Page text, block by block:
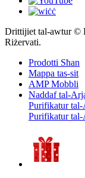
Drittijiet tal-awtur ©
Riżervati.
Prodotti Sħan
Mappa tas-sit
AMP Mobbli
Naddaf tal-
Purifikatur
Purifikatur